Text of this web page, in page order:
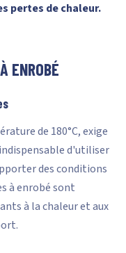
pertes de chaleur.
ENROBÉ
de 180°C, exige
d'utiliser
des conditions
à enrobé sont
à la chaleur et aux